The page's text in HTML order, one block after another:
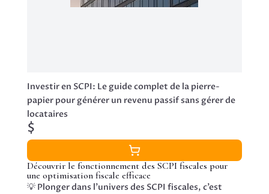
Investir en SCPI: Le guide complet de la pierre-
papier pour générer un revenu passif sans gérer de
locataires
$
Découvrir le fonctionnement des SCPI fiscales pour
une optimisation fiscale efficace
💡 Plonger dans l’univers des SCPI fiscales, c’est